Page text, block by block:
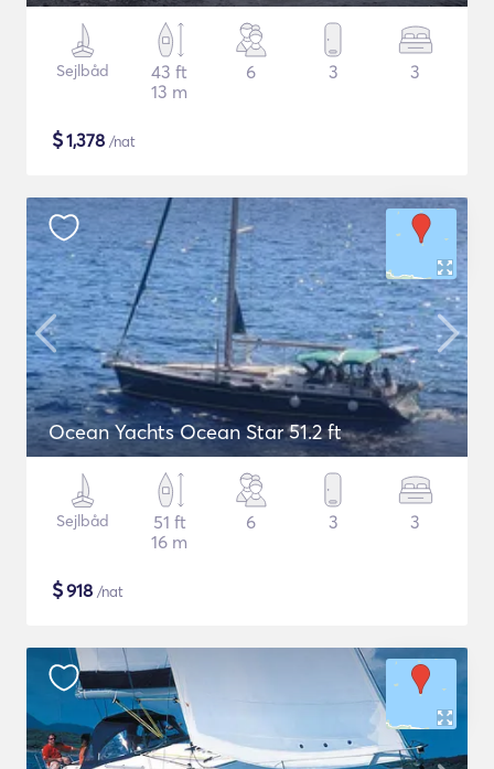
Sejlbåd
43 ft
13 m
6 3 3
$1,378 /nat
Ocean Yachts Ocean Star 51.2 ft
Sejlbåd
51 ft
16 m
6 3 3
$918 /nat